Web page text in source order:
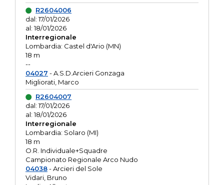
R2604006
dal: 17/01/2026
al: 18/01/2026
Interregionale
Lombardia: Castel d'Ario (MN)
18 m
--
04027 - A.S.D.Arcieri Gonzaga
Migliorati, Marco
R2604007
dal: 17/01/2026
al: 18/01/2026
Interregionale
Lombardia: Solaro (MI)
18 m
O.R. Individuale+Squadre
Campionato Regionale Arco Nudo
04038- Arcieri del Sole
Vidari, Bruno